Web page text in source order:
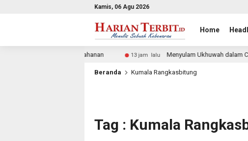
Kamis, 06 Agu 2026
Home
13 jam lalu Menyulam Ukhuwah dalam Cahaya
Beranda Kumala Rangkasbitung
Tag : Kumala